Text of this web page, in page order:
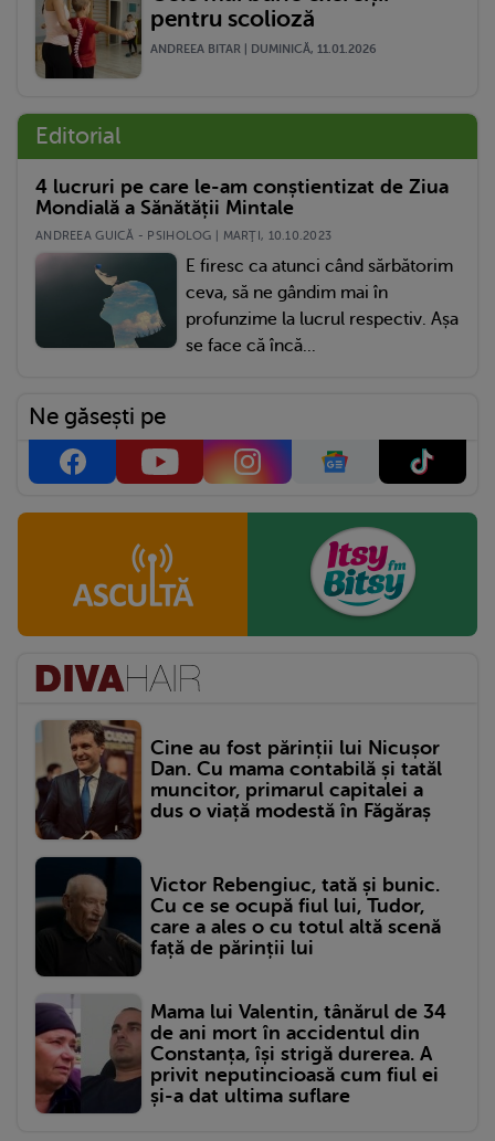
pentru scolioză
ANDREEA BITAR | DUMINICĂ, 11.01.2026
Editorial
4 lucruri pe care le-am conștientizat de Ziua
Mondială a Sănătății Mintale
ANDREEA GUICĂ - PSIHOLOG | MARŢI, 10.10.2023
E firesc ca atunci când sărbătorim
ceva, să ne gândim mai în
profunzime la lucrul respectiv. Așa
se face că încă...
Ne găsești pe
Cine au fost părinții lui Nicușor
Dan. Cu mama contabilă și tatăl
muncitor, primarul capitalei a
dus o viață modestă în Făgăraș
Victor Rebengiuc, tată și bunic.
Cu ce se ocupă fiul lui, Tudor,
care a ales o cu totul altă scenă
față de părinții lui
Mama lui Valentin, tânărul de 34
de ani mort în accidentul din
Constanța, își strigă durerea. A
privit neputincioasă cum fiul ei
și-a dat ultima suflare